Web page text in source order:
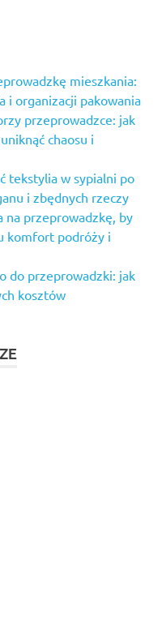
mieszkania:
i organizacji pakowania
przeprowadzce: jak
chaosu i
tekstylia w sypialni po
i zbędnych rzeczy
na przeprowadzkę, by
komfort podróży i
do przeprowadzki: jak
kosztów